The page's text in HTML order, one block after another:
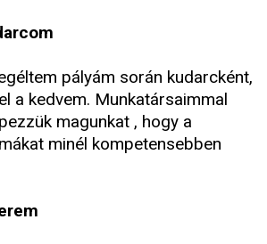
pályám során kudarcként,
a kedvem. Munkatársaimmal
magunkat , hogy a
minél kompetensebben